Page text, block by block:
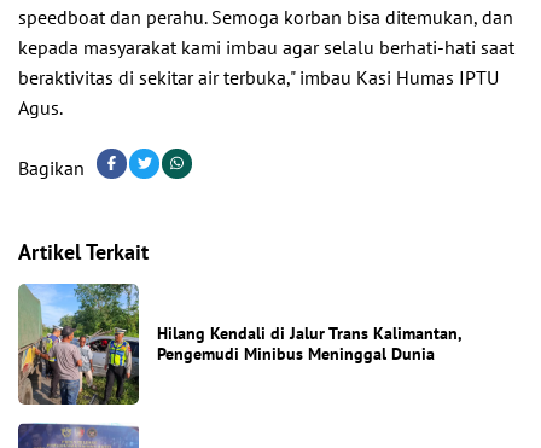
speedboat dan perahu. Semoga korban bisa ditemukan, dan
kepada masyarakat kami imbau agar selalu berhati-hati saat
beraktivitas di sekitar air terbuka," imbau Kasi Humas IPTU
Agus.
Bagikan
Artikel Terkait
Hilang Kendali di Jalur Trans Kalimantan,
Pengemudi Minibus Meninggal Dunia